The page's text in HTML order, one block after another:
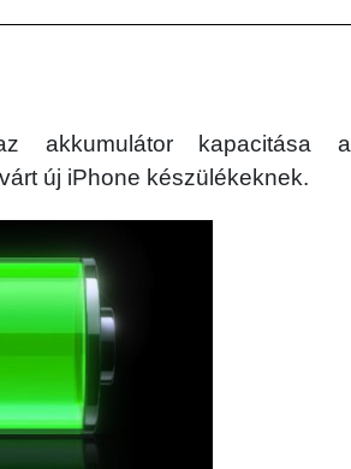
akkumulátor kapacitása a
új iPhone készülékeknek.